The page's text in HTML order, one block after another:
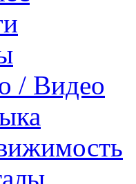
/ Видео